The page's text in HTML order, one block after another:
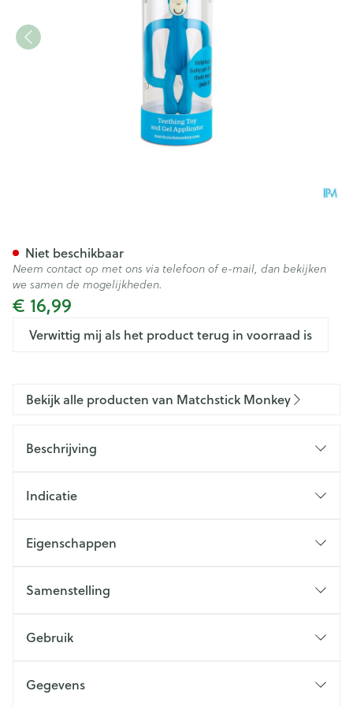
€ 16,99
Verwittig mij als het product terug in voorraad is
Niet beschikbaar
Neem contact op met ons via telefoon of e-mail, dan bekijken
we samen de mogelijkheden.
Bekijk alle producten van Matchstick Monkey
Beschrijving
Indicatie
Eigenschappen
Samenstelling
Gebruik
Gegevens